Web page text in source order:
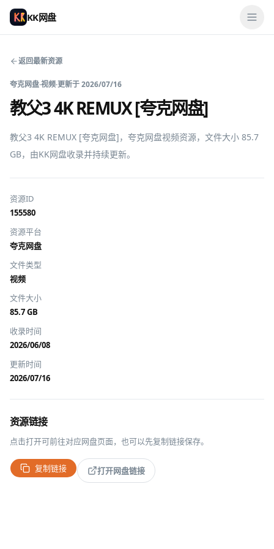
KK网盘
返回最新资源
夸克网盘·视频·更新于2026/07/16
教父3 4K REMUX [夸克网盘]
教父3 4K REMUX [夸克网盘]，夸克网盘视频资源，文件大小 85.7
GB，由KK网盘收录并持续更新。
资源ID
155580
资源平台
夸克网盘
文件类型
视频
文件大小
85.7 GB
收录时间
2026/06/08
更新时间
2026/07/16
资源链接
点击打开可前往对应网盘页面，也可以先复制链接保存。
复制链接 打开网盘链接